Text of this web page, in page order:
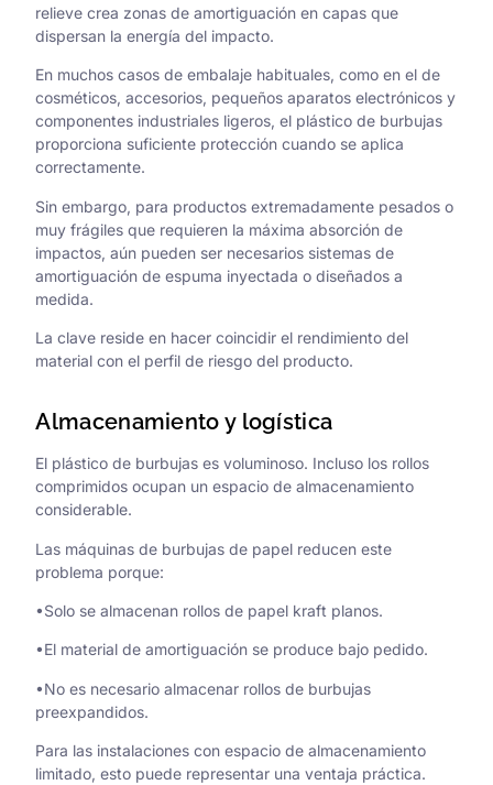
relieve crea zonas de amortiguación en capas que
dispersan la energía del impacto.
En muchos casos de embalaje habituales, como en el de
cosméticos, accesorios, pequeños aparatos electrónicos y
componentes industriales ligeros, el plástico de burbujas
proporciona suficiente protección cuando se aplica
correctamente.
Sin embargo, para productos extremadamente pesados o
muy frágiles que requieren la máxima absorción de
impactos, aún pueden ser necesarios sistemas de
amortiguación de espuma inyectada o diseñados a
medida.
La clave reside en hacer coincidir el rendimiento del
material con el perfil de riesgo del producto.
Almacenamiento y logística
El plástico de burbujas es voluminoso. Incluso los rollos
comprimidos ocupan un espacio de almacenamiento
considerable.
Las máquinas de burbujas de papel reducen este
problema porque:
•Solo se almacenan rollos de papel kraft planos.
•El material de amortiguación se produce bajo pedido.
•No es necesario almacenar rollos de burbujas
preexpandidos.
Para las instalaciones con espacio de almacenamiento
limitado, esto puede representar una ventaja práctica.